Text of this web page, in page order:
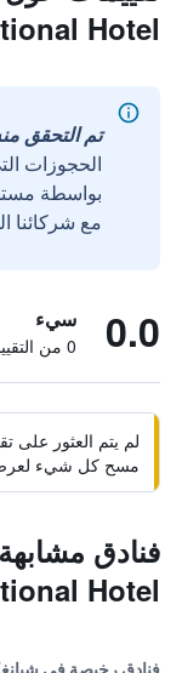
Hotel
تم التحقق منه
الحجوزات
مع شركائنا
0.0 سيء
0 من التقييمات تم التحقق منها
لم يتم العثور على
مسح كل شيء لعرض
Hotel
فنادق رخيصة في